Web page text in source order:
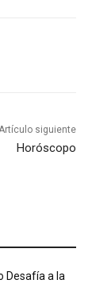
siguiente
Horóscopo
Desafía a la